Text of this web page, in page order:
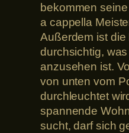
bekommen
a cappella
Außerdem ist die
durchsichtig,
anzusehen ist.
von unten vom
durchleuchtet
spannende
sucht, darf sich